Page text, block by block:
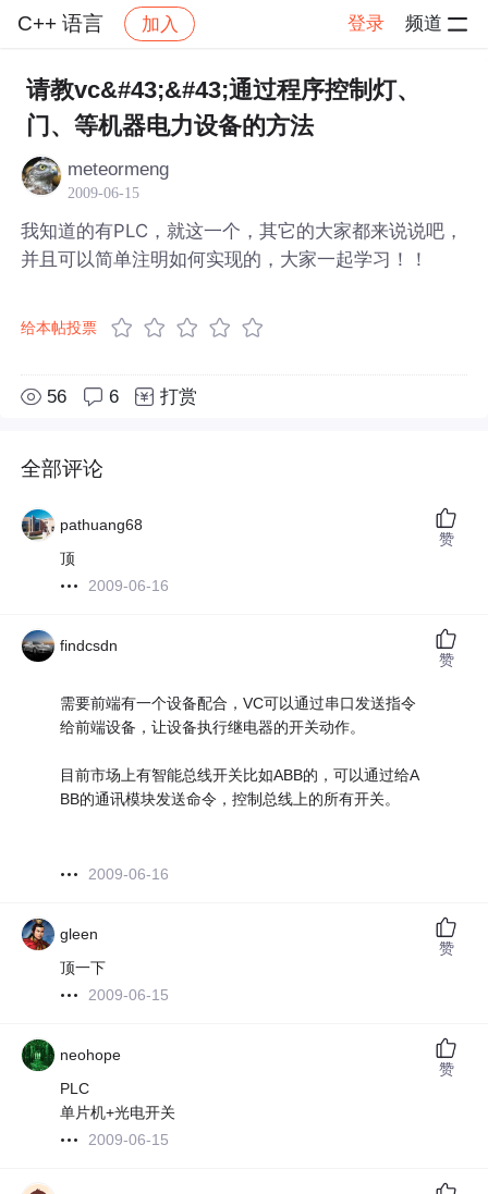
C++ 语言 加入 登录 频道
社区 C++ 语言 帖子详情
请教vc&#43;&#43;通过程序控制灯、
门、等机器电力设备的方法
meteormeng
2009-06-15
我知道的有PLC，就这一个，其它的大家都来说说吧，
并且可以简单注明如何实现的，大家一起学习！！
给本帖投票
56 6 打赏
全部评论
pathuang68
顶
2009-06-16
赞
findcsdn
需要前端有一个设备配合，VC可以通过串口发送指令
给前端设备，让设备执行继电器的开关动作。
目前市场上有智能总线开关比如ABB的，可以通过给A
BB的通讯模块发送命令，控制总线上的所有开关。
2009-06-16
赞
gleen
顶一下
2009-06-15
赞
neohope
PLC
单片机+光电开关
2009-06-15
赞